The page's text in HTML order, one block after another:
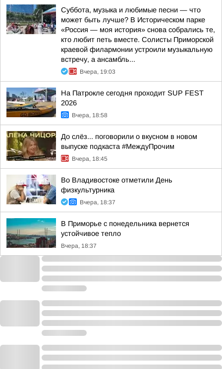
Суббота, музыка и любимые песни — что
может быть лучше? В Историческом парке
«Россия — моя история» снова собрались те,
кто любит петь вместе. Солисты Приморской
краевой филармонии устроили музыкальную
встречу, а ансамбль...
Вчера, 19:03
На Патрокле сегодня проходит SUP FEST
2026
Вчера, 18:58
До слёз... поговорили о вкусном в новом
выпуске подкаста #МеждуПрочим
Вчера, 18:45
Во Владивостоке отметили День
физкультурника
Вчера, 18:37
В Приморье с понедельника вернется
устойчивое тепло
Вчера, 18:37